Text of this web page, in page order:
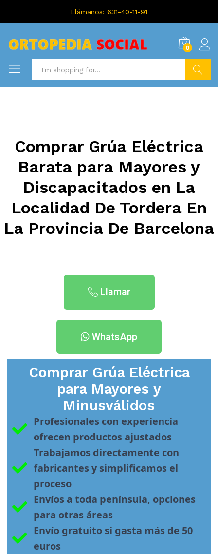
Llámanos: 631-40-11-91
0
Comprar Grúa Eléctrica
Barata para Mayores y
Discapacitados en La
Localidad De Tordera En
La Provincia De Barcelona
Llamar
WhatsApp
Comprar Grúa Eléctrica
para Mayores y
Minusválidos
Profesionales con experiencia
ofrecen productos ajustados
Trabajamos directamente con
fabricantes y simplificamos el
proceso
Envíos a toda península, opciones
para otras áreas
Envío gratuito si gasta más de 50
euros